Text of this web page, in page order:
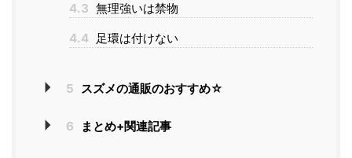
4.3 無理強いは禁物
4.4 足環は付けない
5 スズメの通販のおすすめ☆
6 まとめ+関連記事